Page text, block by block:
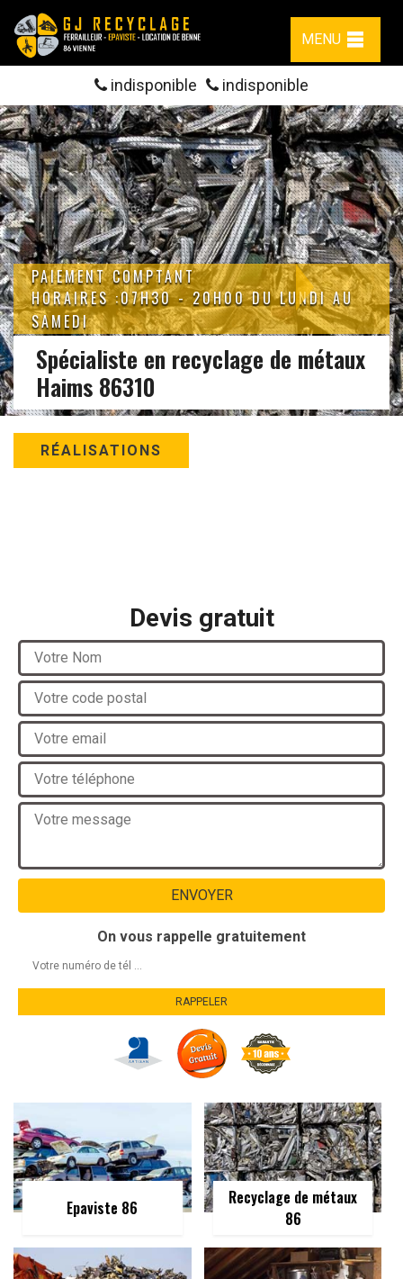
MENU
indisponible indisponible
PAIEMENT COMPTANT
HORAIRES :07H30 - 20H00 DU LUNDI AU
SAMEDI
Spécialiste en recyclage de métaux
Haims 86310
RÉALISATIONS
Devis gratuit
On vous rappelle gratuitement
Epaviste 86
Recyclage de métaux
86